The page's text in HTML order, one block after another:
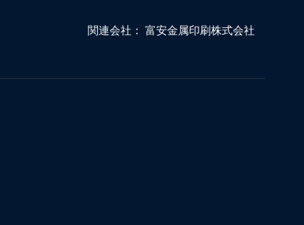
関連会社： 富安金属印刷株式会社